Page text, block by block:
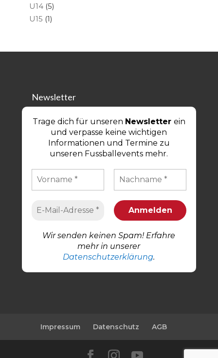
U14(5)
U15 (1)
Newsletter
Trage dich für unseren Newsletter ein
und verpasse keine wichtigen
Informationen und Termine zu
unseren Fussballevents mehr.
Wir senden keinen Spam! Erfahre
mehr in unserer
Datenschutzerklärung.
Impressum Datenschutz AGB